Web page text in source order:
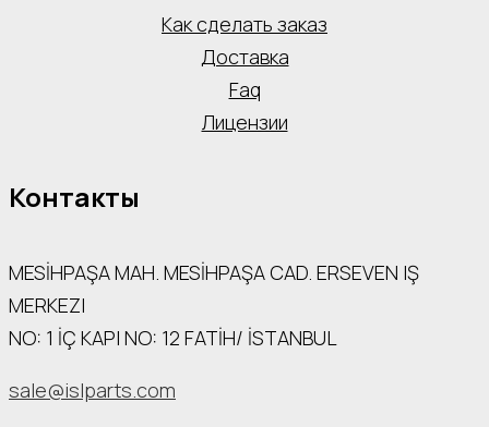
Как сделать заказ
Доставка
Faq
Лицензии
Контакты
MESİHPAŞA МАН. MESİHPAŞA CAD. ERSEVEN IŞ
MERKEZI
NO: 1 İÇ КАРI NO: 12 FATİH/ İSTANBUL
sale@islparts.com